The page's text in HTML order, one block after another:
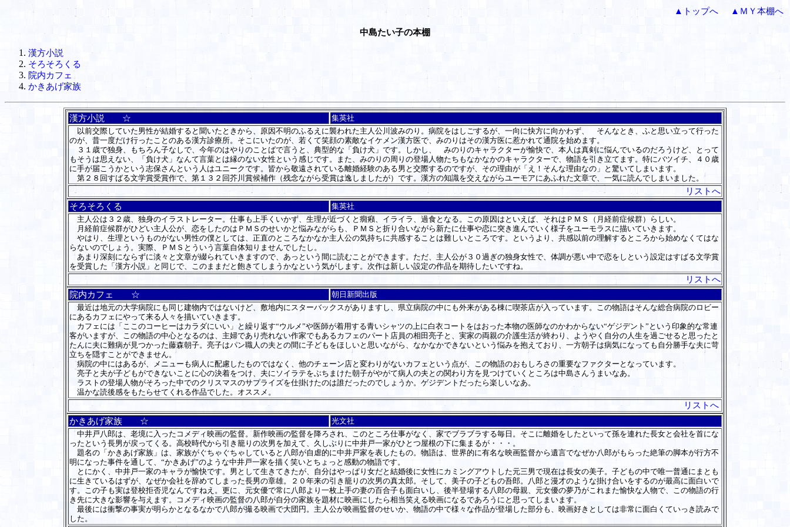
▲トップへ ▲ＭＹ本棚へ
中島たい子の本棚
漢方小説
そろそろくる
院内カフェ
かきあげ家族
漢方小説 ☆
集英社
以前交際していた男性が結婚すると聞いたときから、原因不明のふるえに襲われた主人公川波みのり。病院をはしごするが、一向に快方に向かわず、 そんなとき、ふと思い立って行った
のが、昔一度だけ行ったことのある漢方診療所。そこにいたのが、若くて笑顔の素敵なイケメン漢方医で、みのりはその漢方医に惹かれて通院を始めます。
３１歳で独身、もちろん子なしで、今年のはやりのことばで言うと、典型的な「負け犬」です。しかし、 みのりのキャラクターが愉快で、本人は真剣に悩んでいるのだろうけど、とって
もそうは思えない、「負け犬」なんて言葉とは縁のない女性という感じです。また、みのりの周りの登場人物たちもなかなかのキャラクターで、物語を引き立てます。特にバツイチ、４０歳
に手が届こうかという志保さんという人はユニークです。皆から敬遠されている離婚経験のある男と交際するのですが、その理由が「え！そんな理由なの」と驚いてしまいます。
第２８回すばる文学賞受賞作で、第１３２回芥川賞候補作（残念ながら受賞は逸しましたが）です。漢方の知識を交えながらユーモアにあふれた文章で、一気に読んでしまいました。
リストへ
そろそろくる
集英社
主人公は３２歳、独身のイラストレーター。仕事も上手くいかず、生理が近づくと癇癪、イライラ、過食となる。この原因はといえば、それはＰＭＳ（月経前症候群）らしい。
月経前症候群がひどい主人公が、恋をしたのはＰＭＳのせいかと悩みながらも、ＰＭＳと折り合いながら新たに仕事や恋に突き進んでいく様子をユーモラスに描いていきます。
やはり、生理というものがない男性の僕としては、正直のところなかなか主人公の気持ちに共感することは難しいところです。というより、共感以前の理解するところから始めなくてはな
らないのでしょう。実際、ＰＭＳとういう言葉自体知りませんでしたし。
あまり深刻にならずに淡々と文章が綴られていきますので、あっという間に読むことができます。ただ、主人公が３０過ぎの独身女性で、体調が悪い中で恋をしという設定はすばる文学賞
を受賞した「漢方小説」と同じで、このままだと飽きてしまうかなという気がします。次作は新しい設定の作品を期待したいですね。
リストへ
院内カフェ ☆
朝日新聞出版
最近は地元の大学病院にも同じ建物内ではないけど、敷地内にスターバックスがありますし、県立病院の中にも外来がある棟に喫茶店が入っています。この物語はそんな総合病院のロビー
にあるカフェにやって来る人々を描いていきます。
カフェには「ここのコーヒーはカラダにいい」と繰り返す“ウルメ”や医師が着用する青いシャツの上に白衣コートをはおった本物の医師なのかわからない“ゲジデント”という印象的な常連
客がいますが、この物語の中心となるのは、主婦であり売れない作家でもあるカフェのパート店員の相田亮子と、実家の両親の介護生活が終わり、ようやく自分の人生を過ごせると思ったと
たんに夫に難病が見つかった藤森朝子。亮子はパン職人の夫との間に子どもをほしいと思いながら、なかなかできないという悩みを抱えており、一方朝子は病気になっても自分勝手な夫に苛
立ちを隠すことができません。
病院の中にはあるが、メニューも病人に配慮したものではなく、他のチェーン店と変わりがないカフェという点が、この物語のおもしろさの重要なファクターとなっています。
亮子と夫が子どもができないことに心の決着をつけ、夫にソイラテをぶちまけた朝子がやがて病人の夫との関わり方を見つけていくところは中島さんうまいなあ。
ラストの登場人物がそろった中でのクリスマスのサプライズを仕掛けたのは誰だったのでしょうか。ゲジデントだったら楽しいなあ。
温かな読後感をもたらせてくれる作品でした。オススメ。
リストへ
かきあげ家族 ☆
光文社
中井戸八郎は、老境に入ったコメディ映画の監督。新作映画の監督を降ろされ、このところ仕事がなく、家でブラブラする毎日。そこに離婚をしたといって孫を連れた長女と会社を首にな
ったという長男が戻ってくる。高校時代から引き籠りの次男を加えて、久しぶりに中井戸一家がひとつ屋根の下に集まるが・・・。
題名の「かきあげ家族」は、家族がぐちゃぐちゃしていると八郎が自虐的に中井戸家を表したもの。物語は、世界的に有名な映画監督から遺言でなぜか八郎がもらった絶筆の脚本が行方不
明になった事件を通して、“かきあげ”のような中井戸一家を描く笑いとちょっと感動の物語です。
とにかく、中井戸一家のキャラが愉快です。男として生きてきたが、自分はやっぱり女だと結婚後に女性にカミングアウトした元三男で現在は長女の美子。子どもの中で唯一普通にまとも
に生きているはずが、なぜか会社を辞めてしまった長男の章雄。２０年来の引き籠りの次男の真太郎。そして、美子の子どもの吾郎。八郎と漫才のような掛け合いをするのが最高に面白いで
す。この子も実は登校拒否児なんですねえ。更に、元女優で常に八郎より一枚上手の妻の百合子も面白いし、後半登場する八郎の母親、元女優の夢乃がこれまた愉快な人物で、この物語の行
き先に大きな影響を与えます。コメディ映画の監督の八郎が自分の家族を題材に映画にしたら相当笑える映画になるであろうにと思ってしまいます。
最後には衝撃の事実が明らかとなるなかで八郎が撮る映画で大団円。主人公が映画監督のせいか、物語の中で様々な作品が登場した部分も、映画好きとしては非常に面白くていっき読みで
した。